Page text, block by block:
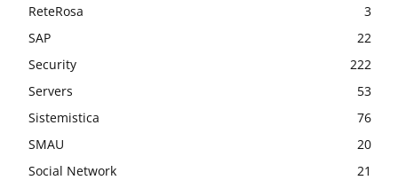
ReteRosa
3
SAP
22
Security
222
Servers
53
Sistemistica
76
SMAU
20
Social Network
21